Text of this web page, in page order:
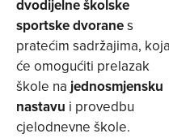
dvodijelne školske
sportske dvoranes
pratećim sadržajima, koja
će omogućiti prelazak
škole na jednosmjensku
nastavu i provedbu
cjelodnevne škole.